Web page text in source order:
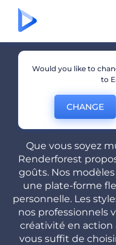
Site
Que vous soyez
Renderforest
goûts. Nos
une plate-forme
personnelle. Les
nos professionnels
créativité en
vous suffit de
Would you like to
to
CHANGE